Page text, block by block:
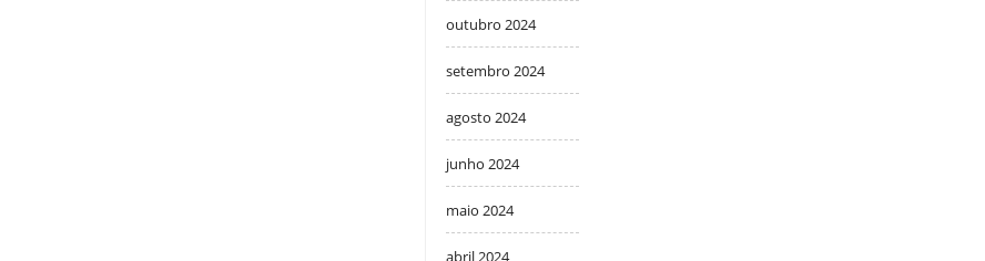
outubro 2024
setembro 2024
agosto 2024
junho 2024
maio 2024
abril 2024